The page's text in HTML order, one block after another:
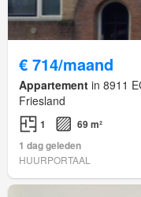
€ 714/maand
Appartement in 8911
Friesland
1
69 m²
1 dag geleden
HUURPORTAAL